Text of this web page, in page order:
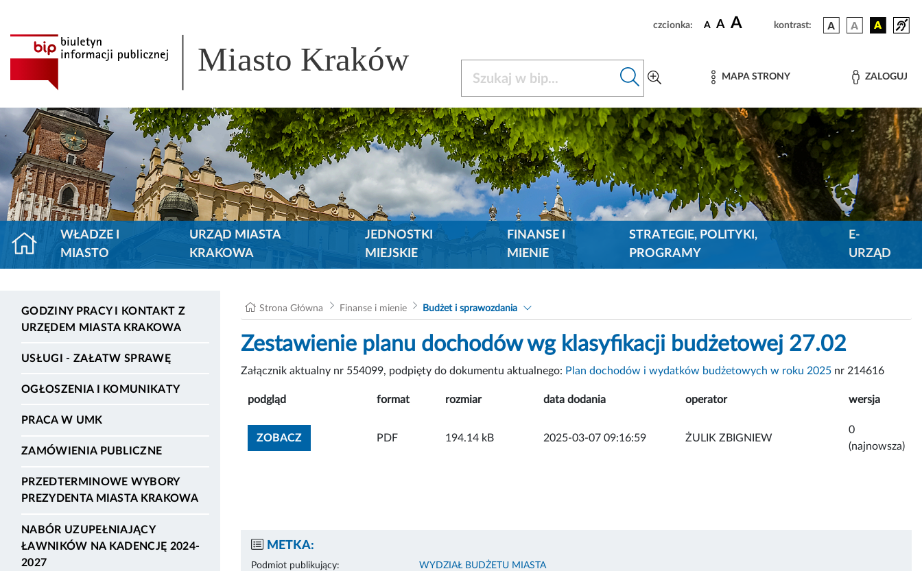
czcionka: A A A kontrast:
Miasto Kraków MAPA STRONY ZALOGUJ
WŁADZE I
MIASTO
URZĄD MIASTA
KRAKOWA
JEDNOSTKI
MIEJSKIE
FINANSE I
MIENIE
STRATEGIE, POLITYKI,
PROGRAMY
E-
URZĄD
GODZINY PRACY I KONTAKT Z
URZĘDEM MIASTA KRAKOWA
USŁUGI - ZAŁATW SPRAWĘ
OGŁOSZENIA I KOMUNIKATY
PRACA W UMK
ZAMÓWIENIA PUBLICZNE
PRZEDTERMINOWE WYBORY
PREZYDENTA MIASTA KRAKOWA
NABÓR UZUPEŁNIAJĄCY
ŁAWNIKÓW NA KADENCJĘ 2024-
2027
Strona Główna Finanse i mienie Budżet i sprawozdania
Zestawienie planu dochodów wg klasyfikacji budżetowej 27.02
Załącznik aktualny nr 554099, podpięty do dokumentu aktualnego: Plan dochodów i wydatków budżetowych w roku 2025 nr 214616
podgląd format rozmiar data dodania operator wersja
ZOBACZZOBACZ ZAŁĄCZNIK
PDF 194.14 kB 2025-03-07 09:16:59 ŻULIK ZBIGNIEW
0
(najnowsza)
METKA:
Podmiot publikujący:
WYDZIAŁ BUDŻETU MIASTA